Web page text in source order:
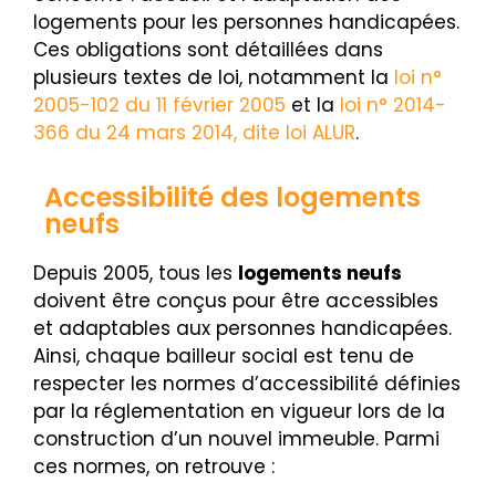
logements pour les personnes handicapées.
Ces obligations sont détaillées dans
plusieurs textes de loi, notamment la loi n°
2005-102 du 11 février 2005 et la loi n° 2014-
366 du 24 mars 2014, dite loi ALUR.
Accessibilité des logements
neufs
Depuis 2005, tous les logements neufs
doivent être conçus pour être accessibles
et adaptables aux personnes handicapées.
Ainsi, chaque bailleur social est tenu de
respecter les normes d’accessibilité définies
par la réglementation en vigueur lors de la
construction d’un nouvel immeuble. Parmi
ces normes, on retrouve :